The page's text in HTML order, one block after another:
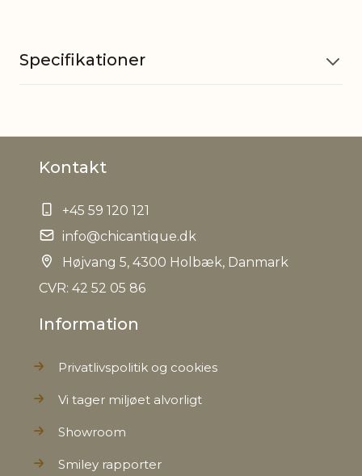
Specifikationer
Øvrig
EAN
Tariffnumber
Bruttovægt
Kontakt
+45 59 120 121
info@chicantique.dk
Højvang 5, 4300 Holbæk, Danmark
CVR: 42 52 05 86
Information
Privatlivspolitik og cookies
Vi tager miljøet alvorligt
Showroom
Smiley rapporter